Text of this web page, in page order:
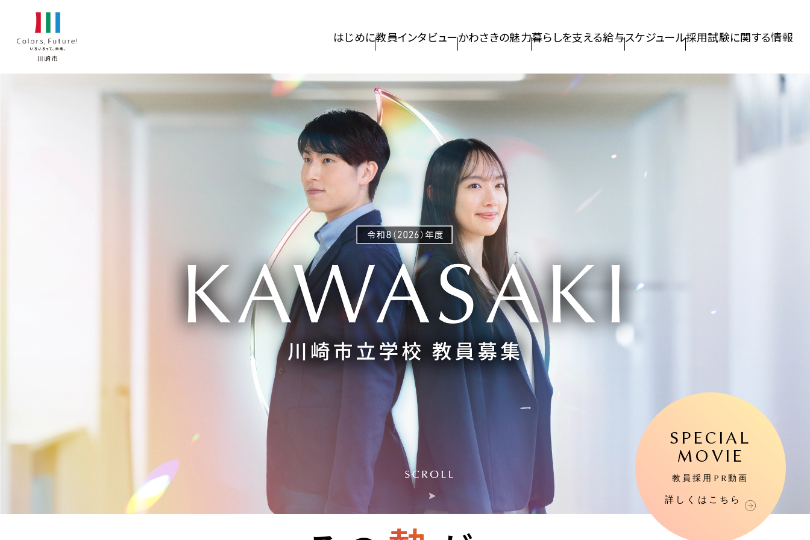
はじめに教員インタビューかわさきの魅力暮らしを支える給与スケジュール採用試験に関する情報
SPECIAL
MOVIE
教員採用PR動画
詳しくは こちら